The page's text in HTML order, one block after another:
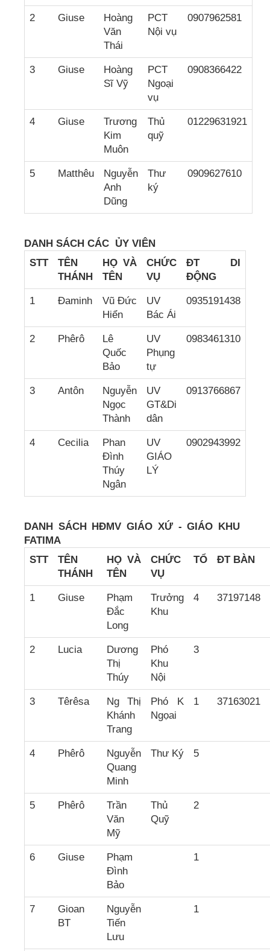
2 Giuse
Hoàng
Văn
Thái
PCT
Nội vụ
0907962581
3 Giuse
Hoàng
Sĩ Vỹ
PCT
Ngoại
vụ
0908366422
4 Giuse
Trương
Kim
Muôn
Thủ
quỹ
01229631921
5 Matthêu
Nguyễn
Anh
Dũng
Thư
ký
0909627610
DANH SÁCH CÁC ỦY VIÊN
STT
TÊN
THÁNH
HỌ VÀ
TÊN
CHỨC
VỤ
ĐT DI
ĐỘNG
1 Đaminh
Vũ Đức
Hiển
UV
Bác Ái
0935191438
2 Phêrô
Lê
Quốc
Bảo
UV
Phụng
tự
0983461310
3 Antôn
Nguyễn
Ngọc
Thành
UV
GT&Di
dân
0913766867
4 Cecilia
Phan
Đình
Thúy
Ngân
UV
GIÁO
LÝ
0902943992
DANH SÁCH HĐMV GIÁO XỨ - GIÁO KHU
FATIMA
STT
TÊN
THÁNH
HỌ VÀ
TÊN
CHỨC
VỤ
TỔ ĐT BÀN
1 Giuse
Phạm
Đắc
Long
Trưởng
Khu
4 37197148
2 Lucia
Dương
Thị
Thúy
Phó
Khu
Nội
3
3 Têrêsa
Ng Thị
Khánh
Trang
Phó K
Ngọai
1 37163021
4 Phêrô
Nguyễn
Quang
Minh
Thư Ký 5
5 Phêrô
Trần
Văn
Mỹ
Thủ
Quỹ
2
6 Giuse
Phạm
Đình
Bảo
1
7
Gioan
BT
Nguyễn
Tiến
Lưu
1